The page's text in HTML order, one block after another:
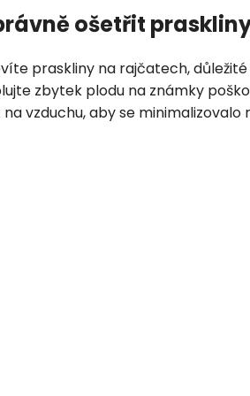
ošetřit
praskliny na rajčatech,
zbytek plodu na známky
vzduchu, aby se minimalizovalo